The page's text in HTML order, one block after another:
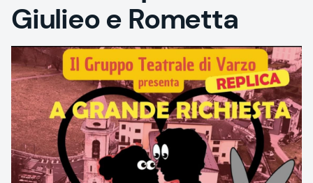
Giulieo e Rometta